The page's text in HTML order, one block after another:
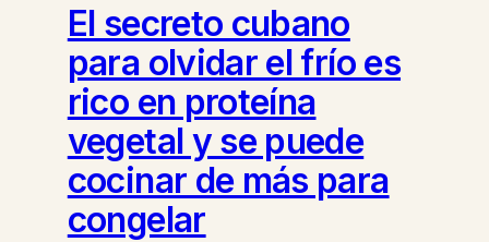
El secreto cubano
para olvidar el frío es
rico en proteína
vegetal y se puede
cocinar de más para
congelar